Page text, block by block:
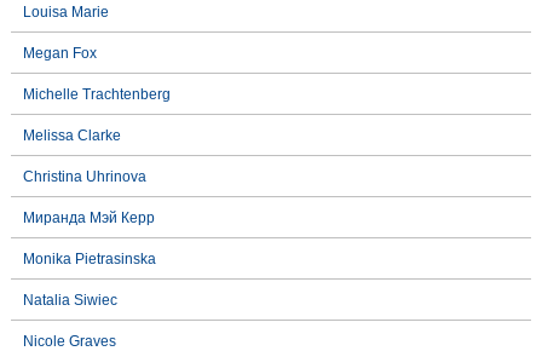
Louisa Marie
Megan Fox
Michelle Trachtenberg
Melissa Clarke
Christina Uhrinova
Миранда Мэй Керр
Monika Pietrasinska
Natalia Siwiec
Nicole Graves